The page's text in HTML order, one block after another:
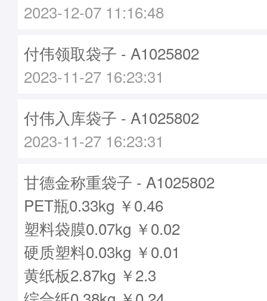
2023-12-07 11:16:48
付伟领取袋子 - A1025802
2023-11-27 16:23:31
付伟入库袋子 - A1025802
2023-11-27 16:23:31
甘德金称重袋子 - A1025802
PET瓶0.33kg ￥0.46
塑料袋膜0.07kg ￥0.02
硬质塑料0.03kg ￥0.01
黄纸板2.87kg ￥2.3